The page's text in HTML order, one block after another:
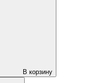
В корзину